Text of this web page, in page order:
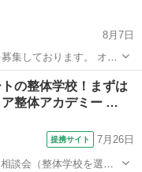
8月7日
ております。 オイ
レッスン、
ンなど臨機応変にご対
リンパドレナージュ
の整体学校！まずは
整体アカデミー …
提携サイト 7月26日
談会（整体学校を選ぶ